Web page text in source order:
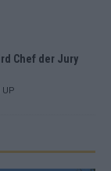
Chef der Jury
UP